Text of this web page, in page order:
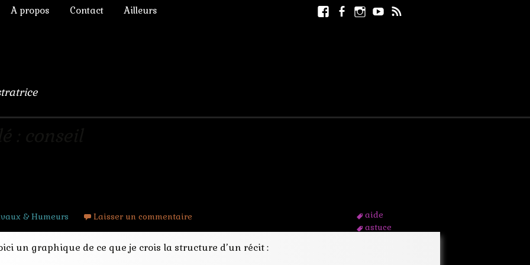
3D
A propos Contact
Ailleurs
Facebook
Facebook
page
Instagram
Youtube
& Humeurs
aide
astuce
Laisser un commentaire
un graphique de ce que je crois la structure d’un récit :